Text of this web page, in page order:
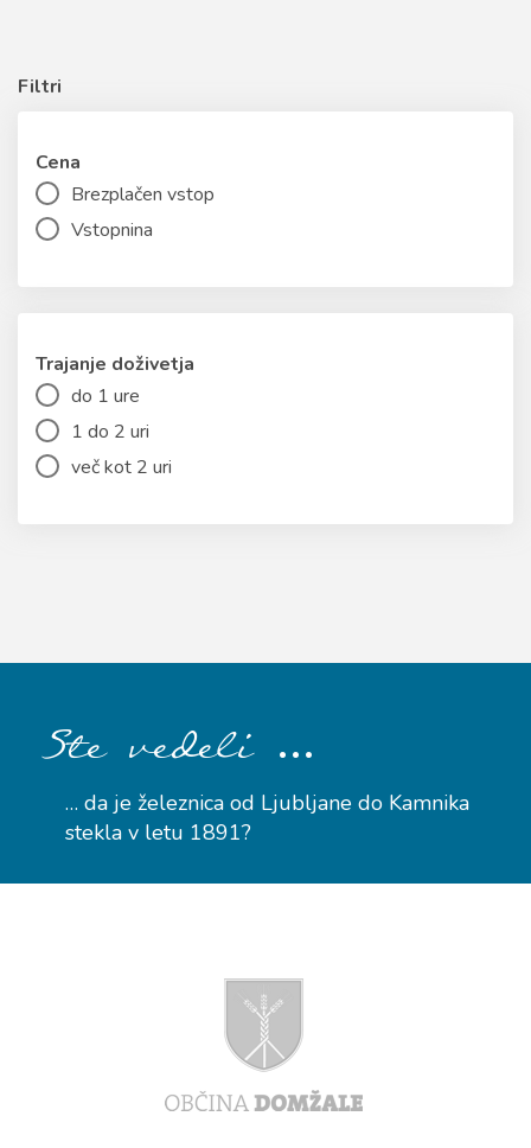
Filtri
Cena
Brezplačen vstop
Vstopnina
Trajanje doživetja
do 1 ure
1 do 2 uri
več kot 2 uri
Ste vedeli …
… da je železnica od Ljubljane do Kamnika
stekla v letu 1891?